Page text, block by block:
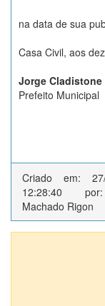
na data de sua
Casa Civil, aos
Jorge Cladistone
Prefeito Municipal
Criado em:
12:28:40
Machado Rigon